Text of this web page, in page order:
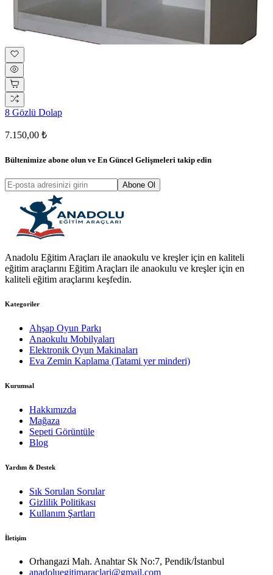
8 Gözlü Dolap
7.150,00 ₺
Bültenimize abone olun ve En Güncel Gelişmeleri takip edin
Abone Ol
Anadolu Eğitim Araçları ile anaokulu ve kreşler için en kaliteli
eğitim araçlarını Eğitim Araçları ile anaokulu ve kreşler için en
kaliteli eğitim araçlarını keşfedin.
Kategoriler
Ahşap Oyun Parkı
Anaokulu Mobilyaları
Elektronik Oyun Makinaları
Eva Zemin Kaplama (Tatami yer minderi)
Kurumsal
Hakkımızda
Mağaza
Sepeti Görüntüle
Blog
Yardım & Destek
Sık Sorulan Sorular
Gizlilik Politikası
Kullanım Şartları
İletişim
Orhangazi Mah. Anahtar Sk No:7, Pendik/İstanbul
anadoluegitimaraclari@gmail.com